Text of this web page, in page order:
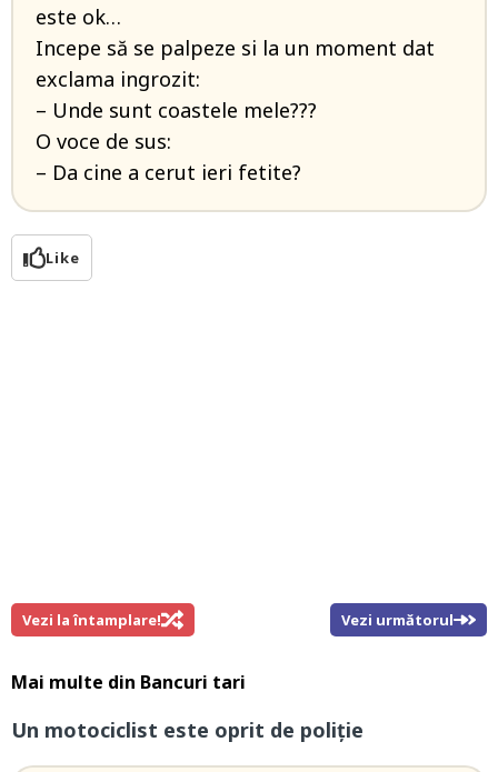
este ok…
Incepe să se palpeze si la un moment dat
exclama ingrozit:
– Unde sunt coastele mele???
O voce de sus:
– Da cine a cerut ieri fetite?
Like
Vezi la întamplare! Vezi următorul
Mai multe din Bancuri tari
Un motociclist este oprit de poliție